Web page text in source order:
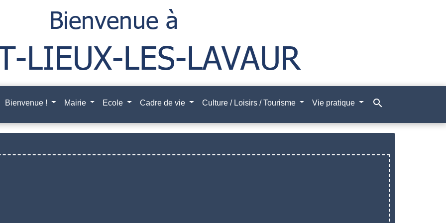
Bienvenue ! Mairie Ecole Cadre de vie Culture / Loisirs / Tourisme Vie pratique search